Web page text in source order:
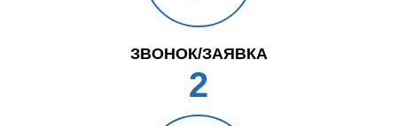
ЗВОНОК/ЗАЯВКА
2